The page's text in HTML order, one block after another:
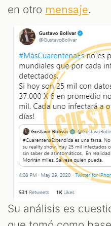
en otro mensaje.
Su análisis es